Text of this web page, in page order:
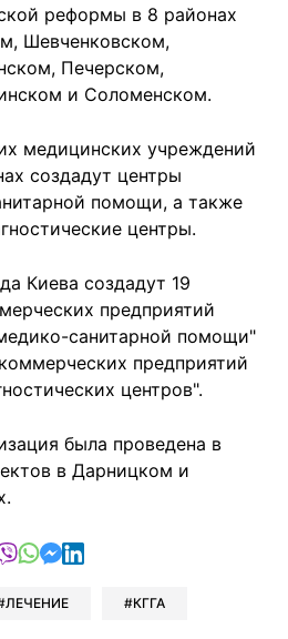
реформы в 8 районах
Шевченковском,
Печерском,
и Соломенском.
медицинских учреждений
создадут центры
помощи, а также
центры.
Киева создадут 19
предприятий
санитарной помощи"
предприятий
центров".
была проведена в
в Дарницком и
в Telegram
в Facebook
в X
отправить в Viber
отправить в Whatsapp
отправить в Messenger
отправить в LinkedIn
ЛЕЧЕНИЕ КГГА